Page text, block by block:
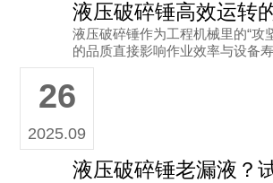
液压破碎锤作为工程机械里的“攻
的品质直接影响作业效率与设备
其中关键部件之一。今天要给大家
品牌的TOR-55皮碗
26
2025.09